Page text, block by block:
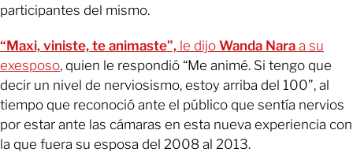
participantes del mismo.
“Maxi, viniste, te animaste”, le dijo Wanda Nara a su
exesposo, quien le respondió “Me animé. Si tengo que
decir un nivel de nerviosismo, estoy arriba del 100”, al
tiempo que reconoció ante el público que sentía nervios
por estar ante las cámaras en esta nueva experiencia con
la que fuera su esposa del 2008 al 2013.